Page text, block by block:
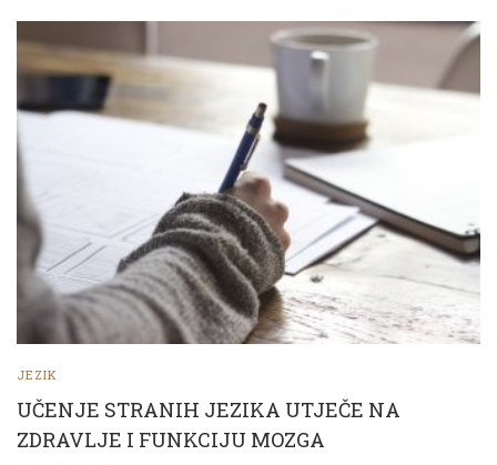
JEZIK
UČENJE STRANIH JEZIKA UTJEČE NA
ZDRAVLJE I FUNKCIJU MOZGA